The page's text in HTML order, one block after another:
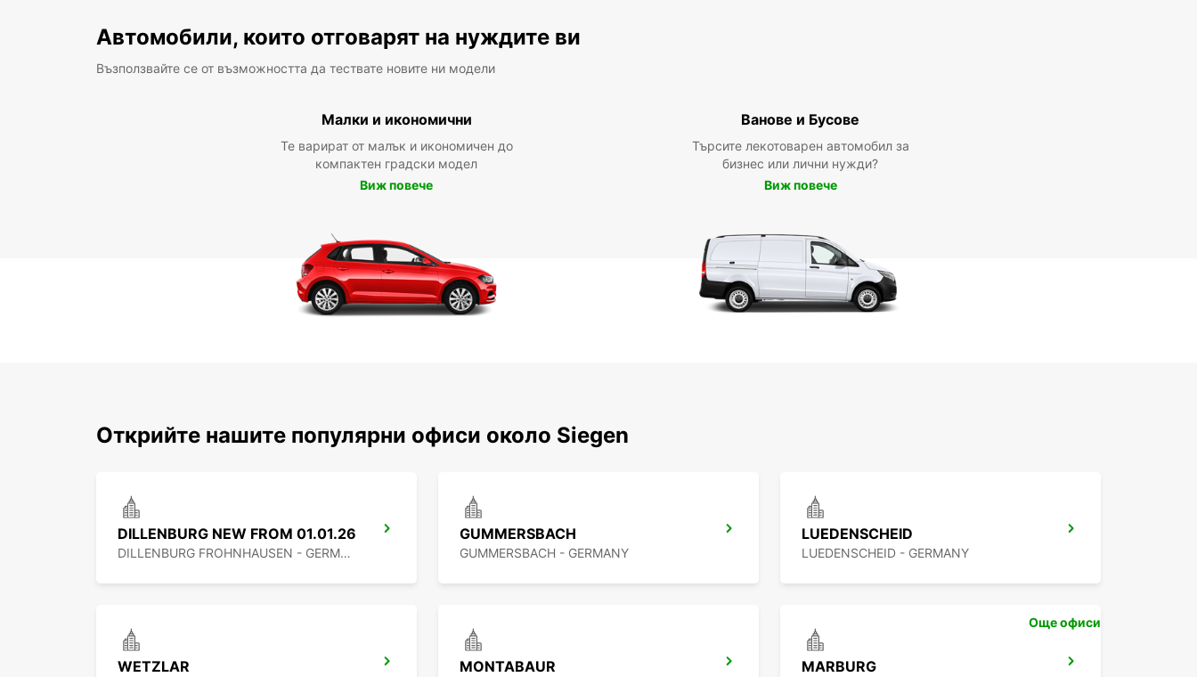
Автомобили, които отговарят на нуждите ви
Възползвайте се от възможността да тествате новите ни модели
Малки и икономични
Те варират от малък и икономичен до
компактен градски модел
Виж повече
Ванове и Бусове
Търсите лекотоварен автомобил за
бизнес или лични нужди?
Виж повече
Открийте нашите популярни офиси около Siegen
DILLENBURG NEW FROM 01.01.26
DILLENBURG FROHNHAUSEN - GERMANY
GUMMERSBACH
GUMMERSBACH - GERMANY
LUEDENSCHEID
LUEDENSCHEID - GERMANY
WETZLAR MONTABAUR MARBURG
Още офиси